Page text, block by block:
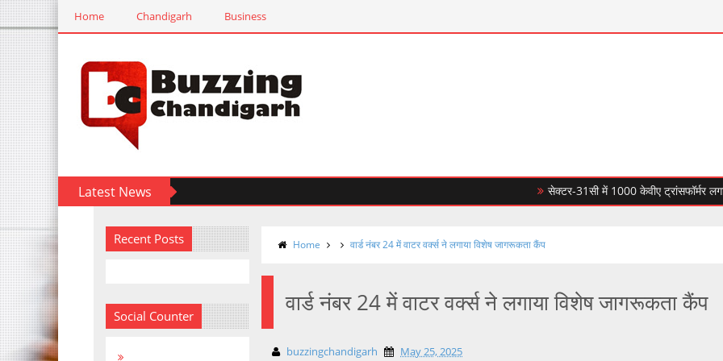
Home Chandigarh Business
Latest News सेक्टर-31सी में 1000 केवीए ट्रांसफॉर्मर लगाकर
Recent Posts
Social Counter
Home वार्ड नंबर 24 में वाटर वर्क्स ने लगाया विशेष जागरूकता कैंप
वार्ड नंबर 24 में वाटर वर्क्स ने लगाया विशेष जागरूकता कैंप
buzzingchandigarh May 25, 2025